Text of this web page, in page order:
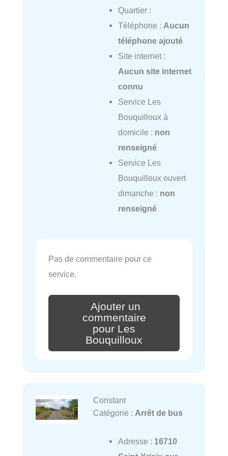
Quartier :
Téléphone : Aucun
téléphone ajouté
Site internet :
Aucun site internet
connu
Service Les
Bouquilloux à
domicile : non
renseigné
Service Les
Bouquilloux ouvert
dimanche : non
renseigné
Pas de commentaire pour ce
service.
Ajouter un
commentaire
pour Les
Bouquilloux
Constant
Catégorie : Arrêt de bus
Adresse : 16710